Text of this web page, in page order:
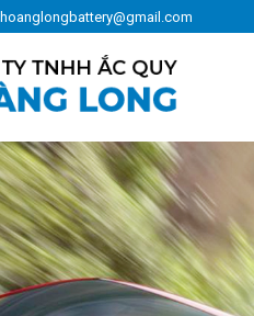
hoanglongbattery@gmail.com